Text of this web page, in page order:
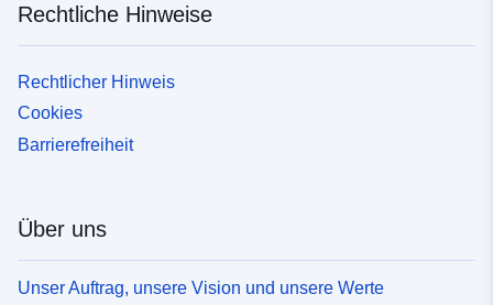
Rechtliche Hinweise
Rechtlicher Hinweis
Cookies
Barrierefreiheit
Über uns
Unser Auftrag, unsere Vision und unsere Werte